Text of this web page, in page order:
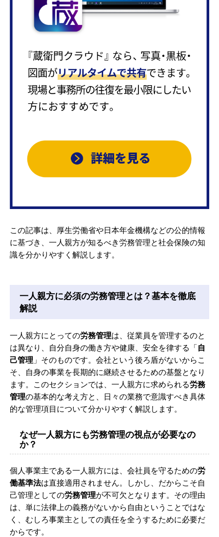
この記事は、厚生労働省や日本年金機構などの公的情報
に基づき、一人親方が知るべき労務管理と社会保険の知
識を分かりやすく解説します。
一人親方に必須の労務管理とは？基本を徹底
解説
一人親方にとっての労務管理は、従業員を管理するのと
は異なり、自分自身の働き方や健康、安全を律する「自
己管理 」そのものです。会社という後ろ盾がないからこ
そ、自身の事業を長期的に継続させるための基盤となり
ます。このセクションでは、一人親方に求められる労務
管理の基本的な考え方と、日々の業務で意識すべき具体
的な管理項目について分かりやすく解説します。
なぜ一人親方にも労務管理の視点が必要なの
か？
個人事業主である一人親方には、会社員を守るための労
働基準法は直接適用されません。しかし、だからこそ自
己管理としての労務管理が不可欠となります。その理由
は、単に法律上の義務がないから自由ということではな
く、むしろ事業主としての責任を全うするために必要だ
からです。